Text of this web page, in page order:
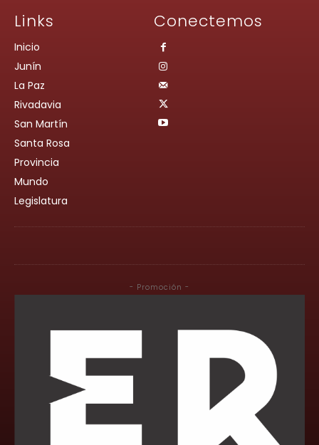
Links
Inicio
Junín
La Paz
Rivadavia
San Martín
Santa Rosa
Provincia
Mundo
Legislatura
Conectemos
- Promoción -